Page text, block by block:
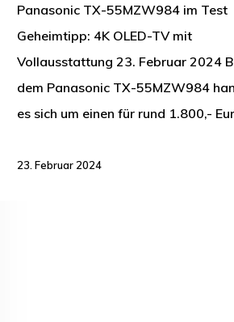
Panasonic TX-55MZW984 im Test
Geheimtipp: 4K OLED-TV mit
Vollausstattung 23. Februar 2024
dem Panasonic TX-55MZW984
es sich um einen für rund 1.800,-
23. Februar 2024